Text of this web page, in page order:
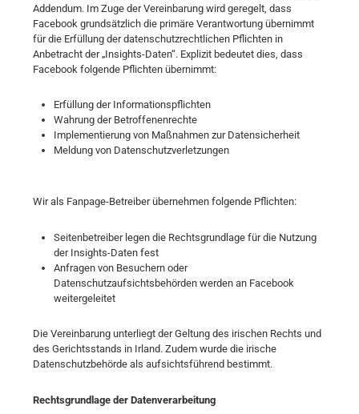
Addendum. Im Zuge der Vereinbarung wird geregelt, dass
Facebook grundsätzlich die primäre Verantwortung übernimmt
für die Erfüllung der datenschutzrechtlichen Pflichten in
Anbetracht der „Insights-Daten“. Explizit bedeutet dies, dass
Facebook folgende Pflichten übernimmt:
Erfüllung der Informationspflichten
Wahrung der Betroffenenrechte
Implementierung von Maßnahmen zur Datensicherheit
Meldung von Datenschutzverletzungen
Wir als Fanpage-Betreiber übernehmen folgende Pflichten:
Seitenbetreiber legen die Rechtsgrundlage für die Nutzung
der Insights-Daten fest
Anfragen von Besuchern oder
Datenschutzaufsichtsbehörden werden an Facebook
weitergeleitet
Die Vereinbarung unterliegt der Geltung des irischen Rechts und
des Gerichtsstands in Irland. Zudem wurde die irische
Datenschutzbehörde als aufsichtsführend bestimmt.
Rechtsgrundlage der Datenverarbeitung